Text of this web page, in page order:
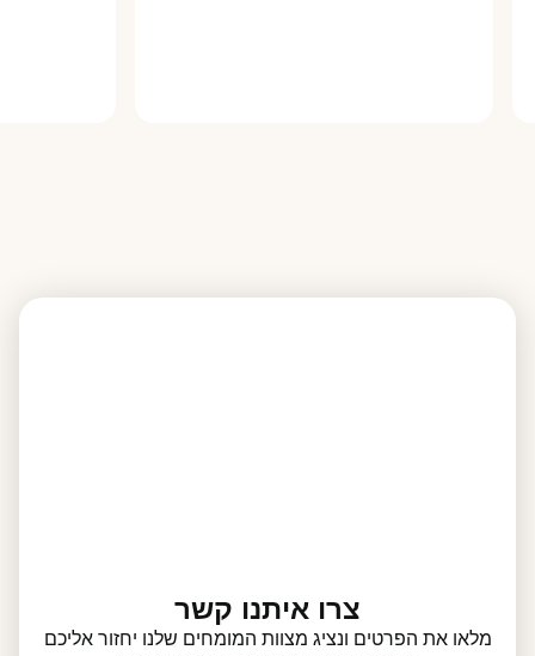
צרו איתנו קשר
מלאו את הפרטים ונציג מצוות המומחים שלנו יחזור אליכם